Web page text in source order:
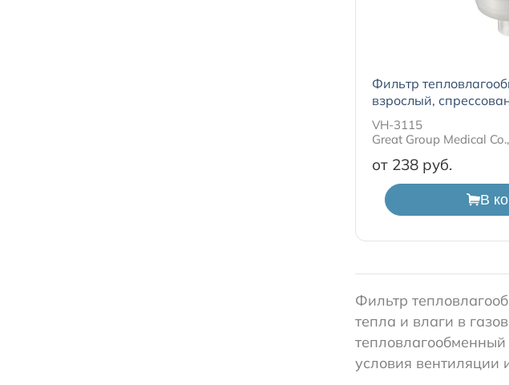
Фильтр
взрослый,
VH-3115
Great Group Medical
от 238
В
Фильтр
тепла и влаги в
условия вентиляции